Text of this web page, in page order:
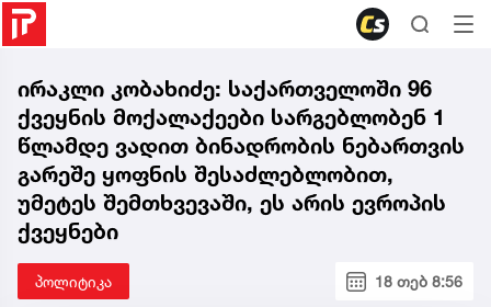
ირაკლი კობახიძე: საქართველოში 96
ქვეყნის მოქალაქეები სარგებლობენ 1
წლამდე ვადით ბინადრობის ნებართვის
გარეშე ყოფნის შესაძლებლობით,
უმეტეს შემთხვევაში, ეს არის ევროპის
ქვეყნები
პოლიტიკა 18 თებ 8:56